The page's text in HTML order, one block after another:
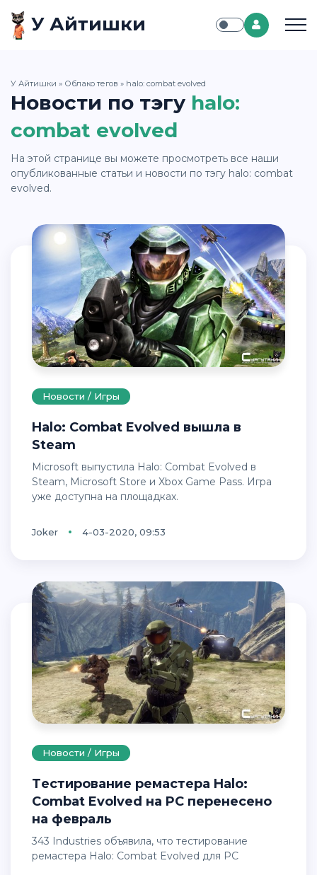
У Айтишки
У Айтишки » Облако тегов » halo: combat evolved
Новости по тэгу halo:
combat evolved
На этой странице вы можете просмотреть все наши
опубликованные статьи и новости по тэгу halo: combat
evolved.
Новости / Игры
Halo: Combat Evolved вышла в
Steam
Microsoft выпустила Halo: Combat Evolved в
Steam, Microsoft Store и Xbox Game Pass. Игра
уже доступна на площадках.
Joker 4-03-2020, 09:53
Новости / Игры
Тестирование ремастера Halo:
Combat Evolved на PC перенесено
на февраль
343 Industries объявила, что тестирование
ремастера Halo: Combat Evolved для PC